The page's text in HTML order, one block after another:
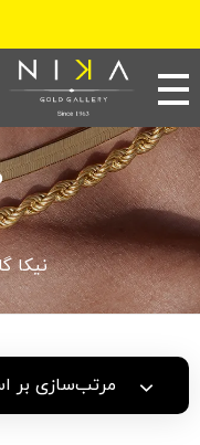
نیکا
مرتب‌سازی بر